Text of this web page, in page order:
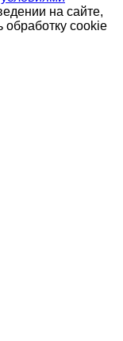
на сайте,
обработку cookie